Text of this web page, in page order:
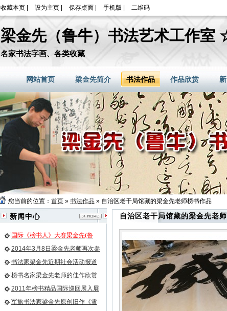
收藏本页 设为主页 保存桌面 手机版 二维码
梁金先（鲁牛）书法艺术工
名家书法字画、各类收藏
网站首页 梁金先简介 书法作品 作品欣赏
您当前的位置： 首页 » 书法作品 » 自治区老干局馆藏的梁金先老师榜书作品
新闻中心
国际《榜书人》大赛梁金先(鲁
牛）老师荣膺榜书第一名小字第
二名
2014年3月8日梁金先老师再次参
加残联畅想艺术团活动
书法家梁金先近期社会活动报道
榜书名家梁金先老师的佳作欣赏
之《龙》等
2011年榜书精品国际巡回展入展
名单
军旅书法家梁金先原创旧作《雪
自治区老干局馆藏的梁金先老